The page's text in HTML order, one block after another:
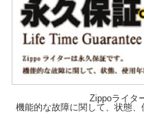
Zippoライタ
機能的な故障に関して、状態